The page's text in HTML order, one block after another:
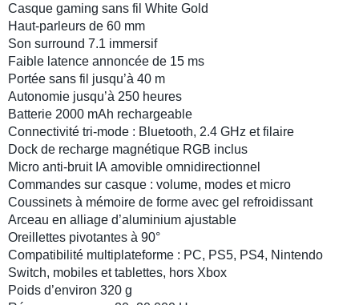
Casque gaming sans fil White Gold
Haut-parleurs de 60 mm
Son surround 7.1 immersif
Faible latence annoncée de 15 ms
Portée sans fil jusqu’à 40 m
Autonomie jusqu’à 250 heures
Batterie 2000 mAh rechargeable
Connectivité tri-mode : Bluetooth, 2.4 GHz et filaire
Dock de recharge magnétique RGB inclus
Micro anti-bruit IA amovible omnidirectionnel
Commandes sur casque : volume, modes et micro
Coussinets à mémoire de forme avec gel refroidissant
Arceau en alliage d’aluminium ajustable
Oreillettes pivotantes à 90°
Compatibilité multiplateforme : PC, PS5, PS4, Nintendo
Switch, mobiles et tablettes, hors Xbox
Poids d’environ 320 g